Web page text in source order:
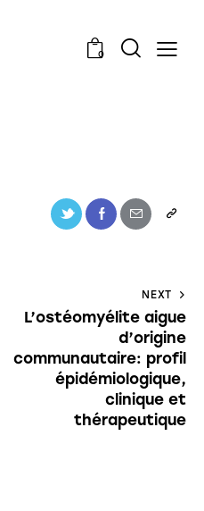
0
NEXT
L’ostéomyélite aigue
d’origine
communautaire: profil
épidémiologique,
clinique et
thérapeutique